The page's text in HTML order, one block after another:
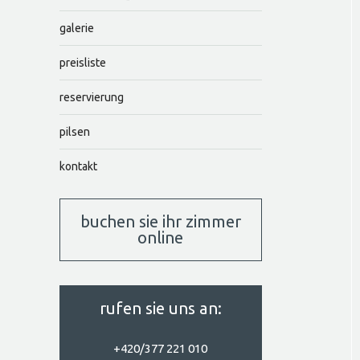
galerie
preisliste
reservierung
pilsen
kontakt
buchen sie ihr zimmer
online
rufen sie uns an:
+420/377 221 010